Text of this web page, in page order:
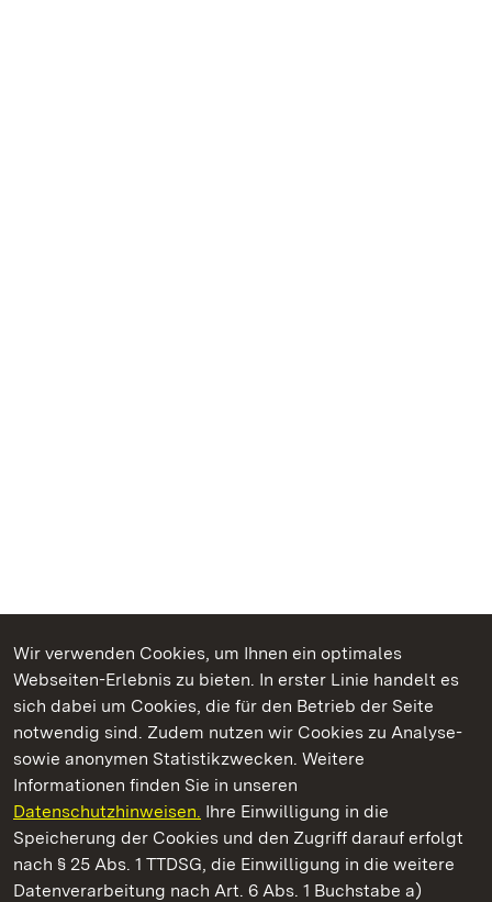
Wir verwenden Cookies, um Ihnen ein optimales
Webseiten-Erlebnis zu bieten. In erster Linie handelt es
sich dabei um Cookies, die für den Betrieb der Seite
notwendig sind. Zudem nutzen wir Cookies zu Analyse-
sowie anonymen Statistikzwecken. Weitere
Informationen finden Sie in unseren
Datenschutzhinweisen. Ihre Einwilligung in die
Speicherung der Cookies und den Zugriff darauf erfolgt
nach § 25 Abs. 1 TTDSG, die Einwilligung in die weitere
Datenverarbeitung nach Art. 6 Abs. 1 Buchstabe a)
Kommen. Staunen. Genießen.
Schloss Kirchheim
Staatliche Schlösser und Gärten Baden-Württemberg